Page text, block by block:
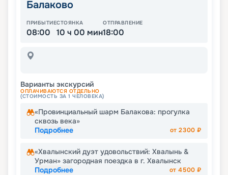
Балаково
ПРИБЫТИЕ
08:00
СТОЯНКА
10 ч 00 мин
ОТПРАВЛЕНИЕ
18:00
Варианты экскурсий
ОПЛАЧИВАЮТСЯ ОТДЕЛЬНО
(СТОИМОСТЬ ЗА 1 ЧЕЛОВЕКА)
«Провинциальный шарм Балакова: прогулка
сквозь века»
Подробнее
от2300 ₽
«Хвалынский дуэт удовольствий: Хвалынь &
Урман» загородная поездка в г. Хвалынск
Подробнее
от4500 ₽